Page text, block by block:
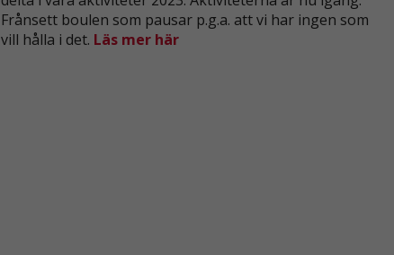
Frånsett boulen som pausar p.g.a. att vi har ingen som
vill hålla i det. Läs mer här